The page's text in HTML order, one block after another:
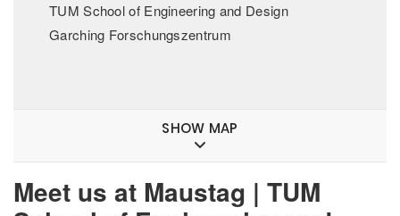
TUM School of Engineering and Design
Garching Forschungszentrum
SHOW MAP
Meet us at Maustag | TUM